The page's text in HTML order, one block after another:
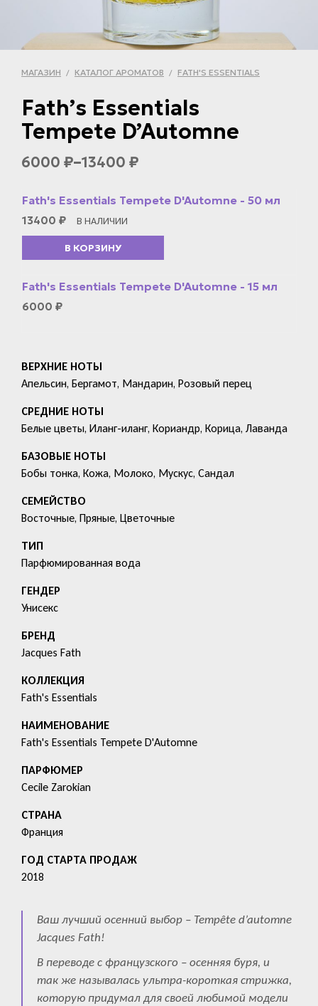
МАГАЗИН / КАТАЛОГ АРОМАТОВ / FATH'S ESSENTIALS
Fath’s Essentials
Tempete D’Automne
6000 ₽–13400 ₽
Fath's Essentials Tempete D'Automne - 50 мл
13400 ₽ В НАЛИЧИИ
В КОРЗИНУ
Fath's Essentials Tempete D'Automne - 15 мл
6000 ₽
ВЕРХНИЕ НОТЫ
Апельсин, Бергамот, Мандарин, Розовый перец
СРЕДНИЕ НОТЫ
Белые цветы, Иланг-иланг, Кориандр, Корица, Лаванда
БАЗОВЫЕ НОТЫ
Бобы тонка, Кожа, Молоко, Мускус, Сандал
СЕМЕЙСТВО
Восточные, Пряные, Цветочные
ТИП
Парфюмированная вода
ГЕНДЕР
Унисекс
БРЕНД
Jacques Fath
КОЛЛЕКЦИЯ
Fath's Essentials
HАИМЕНОВАНИЕ
Fath's Essentials Tempete D'Automne
ПАРФЮМЕР
Cecile Zarokian
СТРАНА
Франция
ГОД СТАРТА ПРОДАЖ
2018
Ваш лучший осенний выбор – Tempête d’automne
Jacques Fath!
В переводе с французского – осенняя буря, и
так же называлась ультра-короткая стрижка,
которую придумал для своей любимой модели